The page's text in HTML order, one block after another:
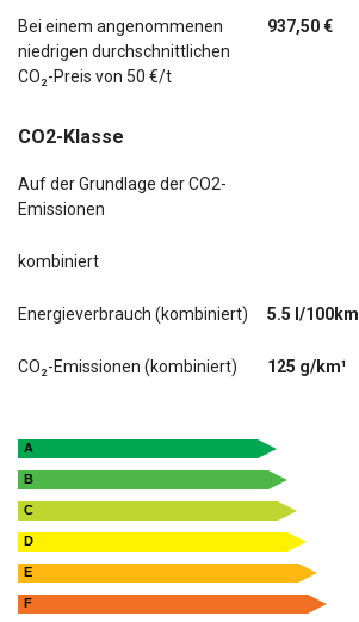
Bei einem angenommenen
niedrigen durchschnittlichen
CO₂-Preis von 50 €/t
937,50 €
CO2-Klasse
Auf der Grundlage der CO2-
Emissionen
kombiniert
Energieverbrauch (kombiniert) 5.5 l/100km
CO₂-Emissionen (kombiniert) 125 g/km¹
A
B
C
D
E
F